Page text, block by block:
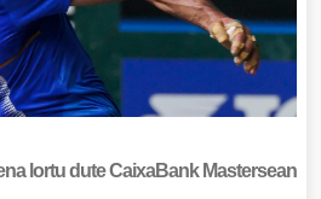
lortu dute CaixaBank Mastersean